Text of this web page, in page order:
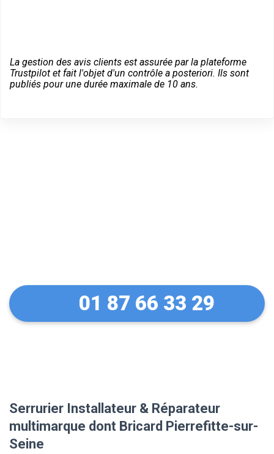
La gestion des avis clients est assurée par la plateforme
Trustpilot et fait l'objet d'un contrôle a posteriori. Ils sont
publiés pour une durée maximale de 10 ans.
01 87 66 33 29
Serrurier Installateur & Réparateur
multimarque dont Bricard Pierrefitte-sur-
Seine